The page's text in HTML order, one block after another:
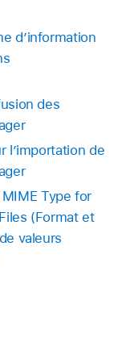
d’information
des
l’importation de
Type for
(Format et
valeurs